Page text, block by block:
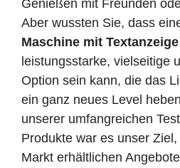
Genießen mit Freunden
Aber wussten Sie, dass
Maschine mit Textanzeige
leistungsstarke, vielseitige
Option sein kann, die das
ein ganz neues Level
unserer umfangreichen
Produkte war es unser
Markt erhältlichen